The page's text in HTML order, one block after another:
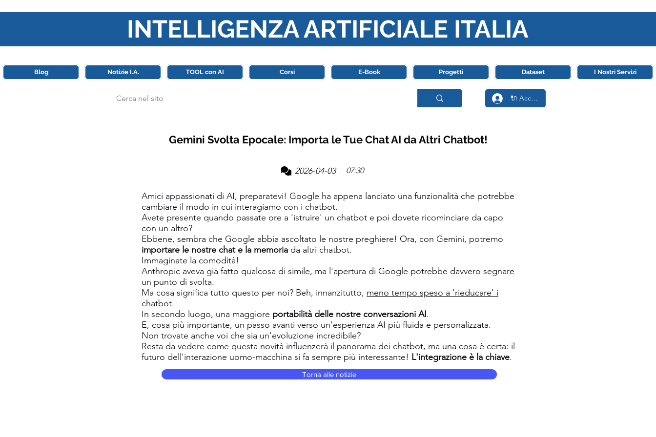
INTELLIGENZA ARTIFICIALE ITALIA
Blog Notizie I.A. TOOL con AI Corsi E-Book Progetti Dataset I Nostri Servizi
🔌 Accedi
Gemini Svolta Epocale: Importa le Tue Chat AI da Altri Chatbot!
2026-04-03 07:30
Amici appassionati di AI, preparatevi! Google ha appena lanciato una funzionalità che potrebbe
cambiare il modo in cui interagiamo con i chatbot.
Avete presente quando passate ore a 'istruire' un chatbot e poi dovete ricominciare da capo
con un altro?
Ebbene, sembra che Google abbia ascoltato le nostre preghiere! Ora, con Gemini, potremo
importare le nostre chat e la memoria da altri chatbot.
Immaginate la comodità!
Anthropic aveva già fatto qualcosa di simile, ma l'apertura di Google potrebbe davvero segnare
un punto di svolta.
Ma cosa significa tutto questo per noi? Beh, innanzitutto, meno tempo speso a 'rieducare' i
chatbot.
In secondo luogo, una maggiore portabilità delle nostre conversazioni AI.
E, cosa più importante, un passo avanti verso un'esperienza AI più fluida e personalizzata.
Non trovate anche voi che sia un'evoluzione incredibile?
Resta da vedere come questa novità influenzerà il panorama dei chatbot, ma una cosa è certa: il
futuro dell'interazione uomo-macchina si fa sempre più interessante! L'integrazione è la chiave.
Torna alle notizie